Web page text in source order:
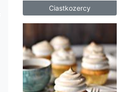
Ciastkozercy